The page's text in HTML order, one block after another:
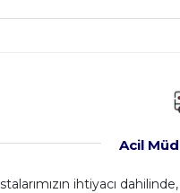
Acil
ihtiyacı